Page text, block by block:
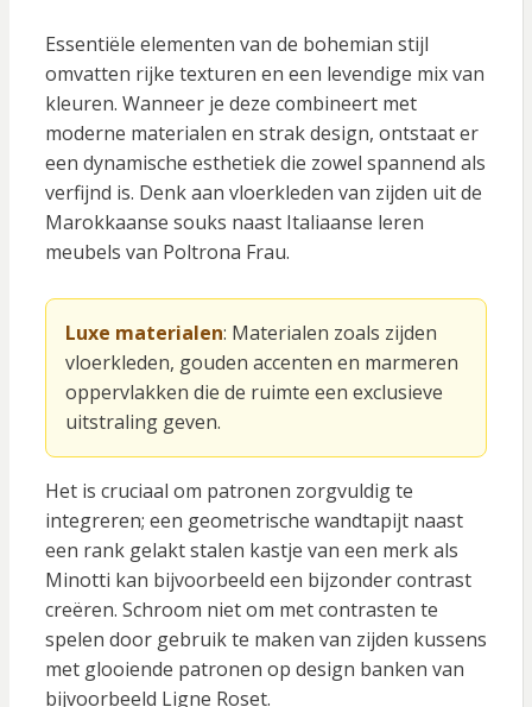
Essentiële elementen van de bohemian stijl
omvatten rijke texturen en een levendige mix van
kleuren. Wanneer je deze combineert met
moderne materialen en strak design, ontstaat er
een dynamische esthetiek die zowel spannend als
verfijnd is. Denk aan vloerkleden van zijden uit de
Marokkaanse souks naast Italiaanse leren
meubels van Poltrona Frau.
Luxe materialen: Materialen zoals zijden
vloerkleden, gouden accenten en marmeren
oppervlakken die de ruimte een exclusieve
uitstraling geven.
Het is cruciaal om patronen zorgvuldig te
integreren; een geometrische wandtapijt naast
een rank gelakt stalen kastje van een merk als
Minotti kan bijvoorbeeld een bijzonder contrast
creëren. Schroom niet om met contrasten te
spelen door gebruik te maken van zijden kussens
met glooiende patronen op design banken van
bijvoorbeeld Ligne Roset.